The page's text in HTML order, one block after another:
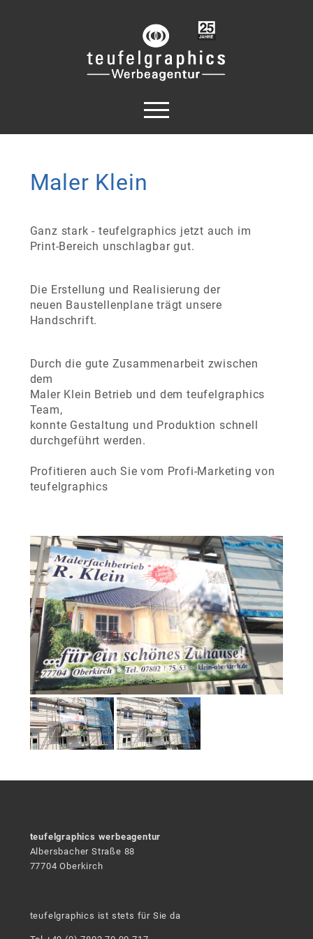
Maler Klein
Ganz stark - teufelgraphics jetzt auch im
Print-Bereich unschlagbar gut.
Die Erstellung und Realisierung der
neuen Baustellenplane trägt unsere
Handschrift.
Durch die gute Zusammenarbeit zwischen
dem
Maler Klein Betrieb und dem teufelgraphics
Team,
konnte Gestaltung und Produktion schnell
durchgeführt werden.
Profitieren auch Sie vom Profi-Marketing von
teufelgraphics
teufelgraphics werbeagentur
Albersbacher Straße 88
77704 Oberkirch
teufelgraphics ist stets für Sie da